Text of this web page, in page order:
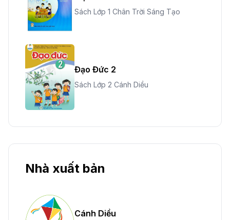
Sách Lớp 1 Chân Trời Sáng Tạo
Đạo Đức 2
Sách Lớp 2 Cánh Diều
Nhà xuất bản
Cánh Diều